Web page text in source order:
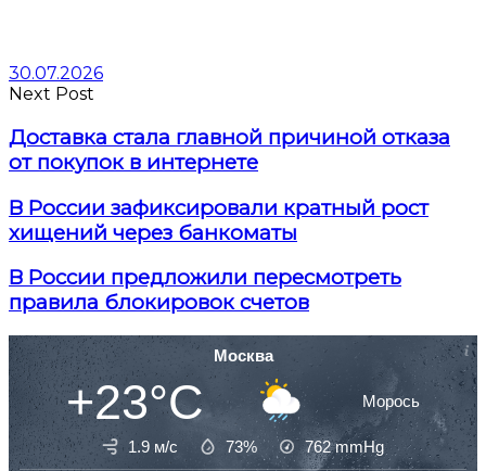
30.07.2026
Next Post
Доставка стала главной причиной отказа
от покупок в интернете
В России зафиксировали кратный рост
хищений через банкоматы
В России предложили пересмотреть
правила блокировок счетов
Москва
+23°C Морось
1.9 м/с 73% 762mmHg